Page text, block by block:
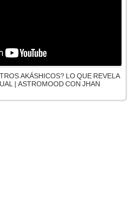
AKÁSHICOS? LO QUE REVELA
| ASTROMOOD CON JHAN